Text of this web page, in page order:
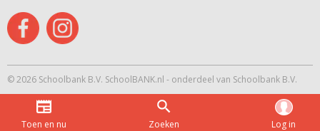
© 2026 Schoolbank B.V. SchoolBANK.nl - onderdeel van Schoolbank B.V.
Toen en nu Zoeken Log in